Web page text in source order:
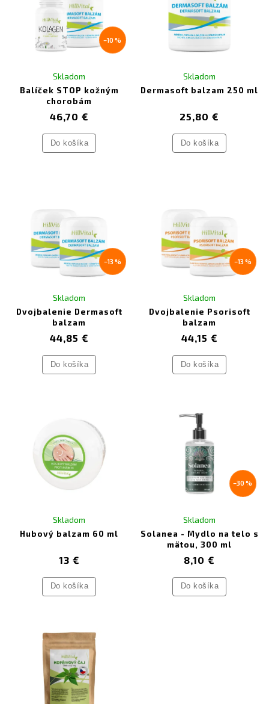
–10 %
Balíček STOP kožným
chorobám
Skladom
46,70 €
Do košíka
Dermasoft balzam 250 ml
Skladom
25,80 €
Do košíka
–13 %
Dvojbalenie Dermasoft
balzam
Skladom
44,85 €
Do košíka
–13 %
Dvojbalenie Psorisoft
balzam
Skladom
44,15 €
Do košíka
Hubový balzam 60 ml
Skladom
13 €
Do košíka
–30 %
Solanea - Mydlo na telo s
mätou, 300 ml
Skladom
8,10 €
Do košíka